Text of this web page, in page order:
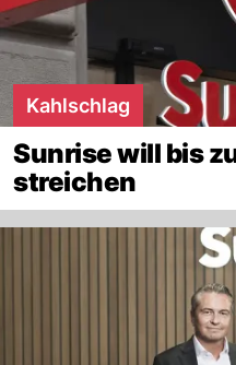
Kahlschlag
Sunrise will bis
streichen